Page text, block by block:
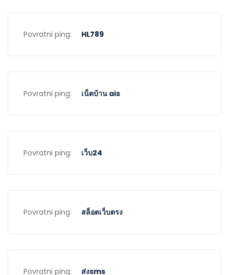
Povratni ping: HL789
Povratni ping: เน็ตบ้าน ais
Povratni ping: เว็บ24
Povratni ping: สล็อตเว็บตรง
Povratni ping: ส่งsms